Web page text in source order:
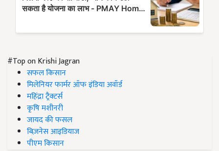
#Top on Krishi Jagran
सफल किसान
मिलेनियर फार्मर ऑफ इंडिया अवॉर्ड
महिंद्रा ट्रैक्टर्स
कृषि मशीनरी
जायद की फसल
बिज़नेस आइडियाज
पीएम किसान